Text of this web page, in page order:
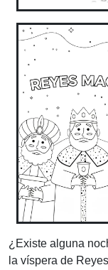
¿Existe alguna
la víspera de